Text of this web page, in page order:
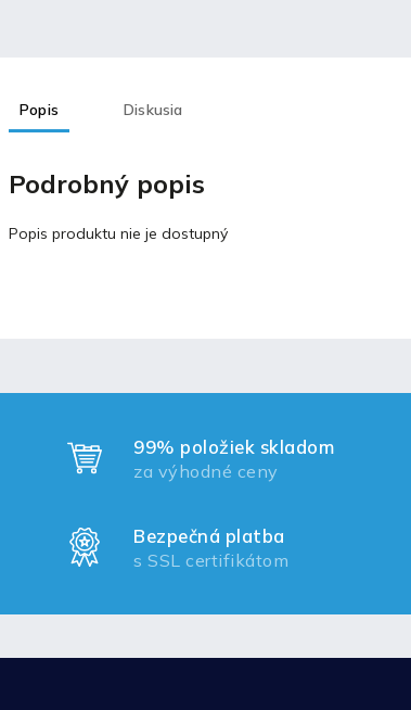
Popis Diskusia
Podrobný popis
Popis produktu nie je dostupný
99% položiek skladom
za výhodné ceny
Bezpečná platba
s SSL certifikátom